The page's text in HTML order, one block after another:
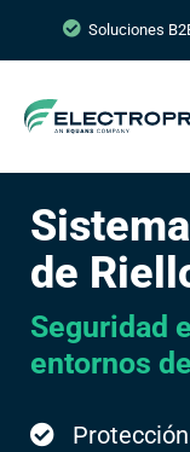
Soluciones
de
Seguridad
entornos